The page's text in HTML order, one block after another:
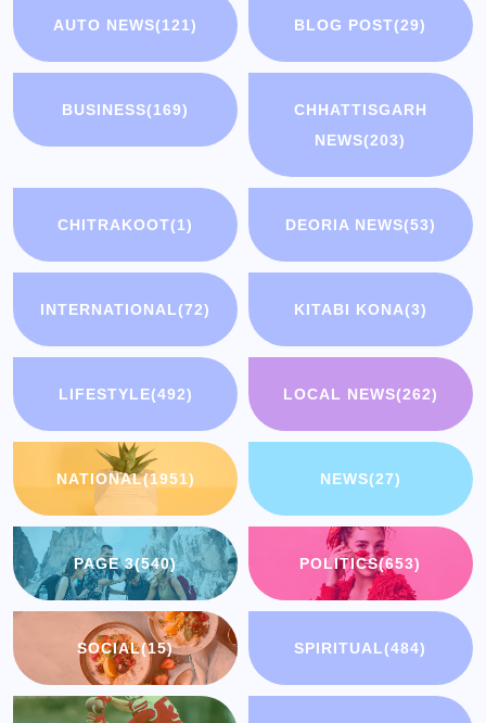
AUTO NEWS(121) BLOG POST(29)
BUSINESS(169)
CHHATTISGARH
NEWS(203)
CHITRAKOOT(1) DEORIA NEWS(53)
INTERNATIONAL(72) KITABI KONA(3)
LIFESTYLE(492) LOCAL NEWS(262)
NATIONAL(1951) NEWS(27)
PAGE 3(540) POLITICS(653)
SOCIAL(15) SPIRITUAL(484)